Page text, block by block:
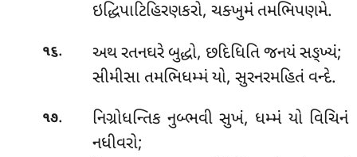
ઇદ્ધિપાટિહિરણકરો, ચક્ખુમં તમભિપણમે.
૧૬.
અથ રતનઘરે બુદ્ધો, છદિધિતિ જનયં સઙ્ખ્યં;
સીમીસા તમભિધમ્મં યો, સુરનરમહિતં વન્દે.
૧૭.
નિગ્રોધન્તિક નુબ્ભવી સુખં, ધમ્મં યો વિચિનં
નધીવરો;